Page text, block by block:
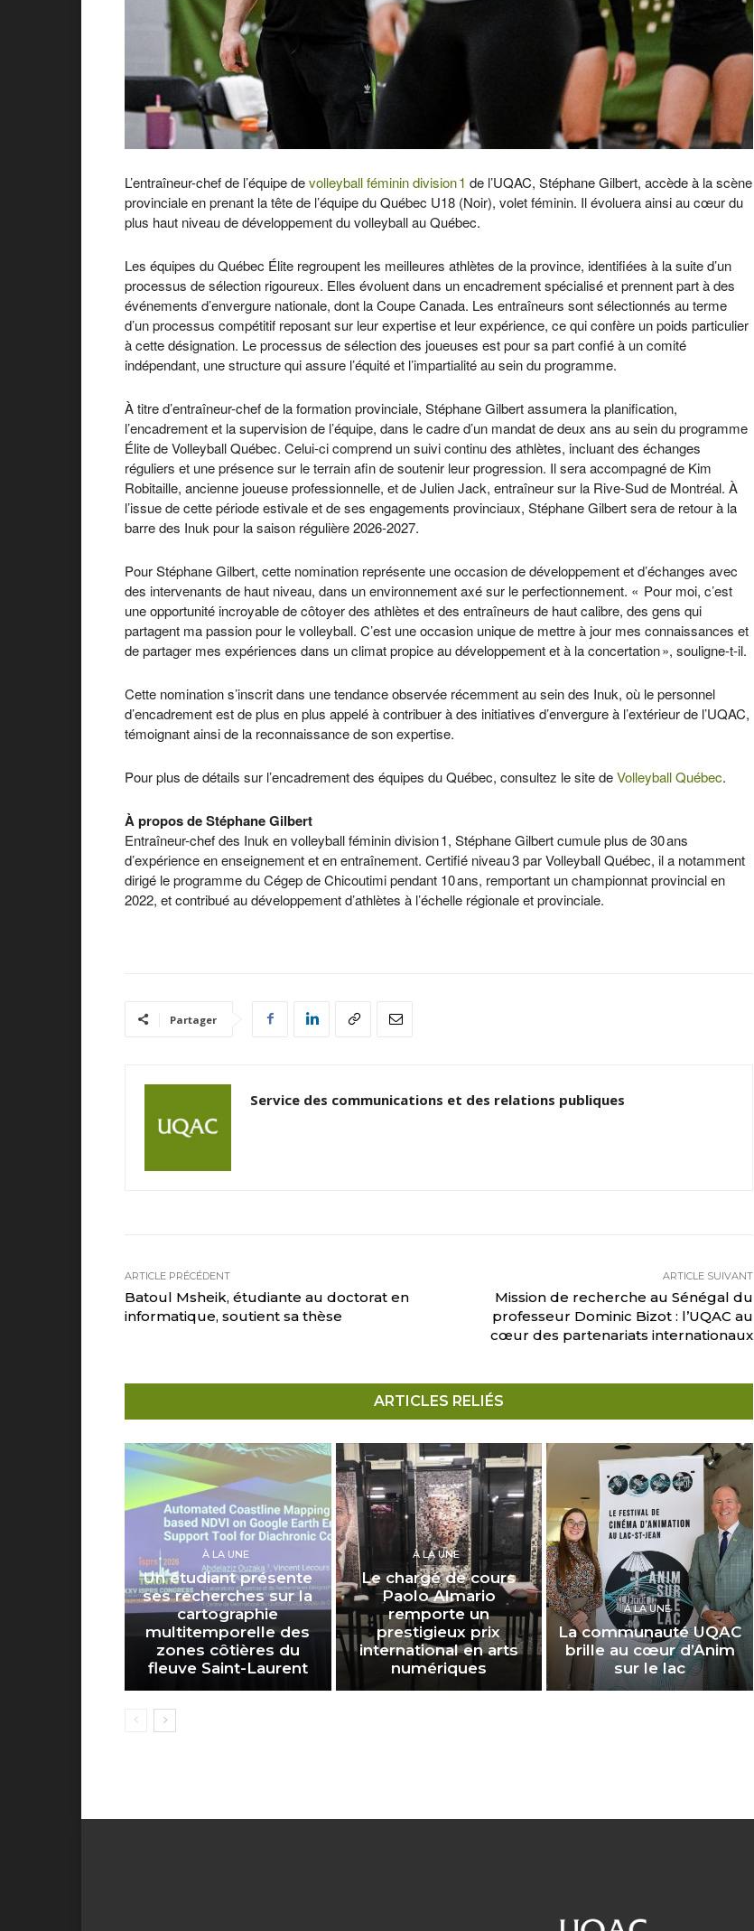
L’entraîneur-chef de l’équipe devolleyball féminin division 1 de l’UQAC, Stéphane Gilbert, accède à la scène
provinciale en prenant la tête de l’équipe du Québec U18 (Noir), volet féminin. Il évoluera ainsi au cœur du
plus haut niveau de développement du volleyball au Québec.
Les équipes du Québec Élite regroupent les meilleures athlètes de la province, identifiées à la suite d’un
processus de sélection rigoureux. Elles évoluent dans un encadrement spécialisé et prennent part à des
événements d’envergure nationale, dont la Coupe Canada. Les entraîneurs sont sélectionnés au terme
d’un processus compétitif reposant sur leur expertise et leur expérience, ce qui confère un poids particulier
à cette désignation. Le processus de sélection des joueuses est pour sa part confié à un comité
indépendant, une structure qui assure l’équité et l’impartialité au sein du programme.
À titre d’entraîneur-chef de la formation provinciale, Stéphane Gilbert assumera la planification,
l’encadrement et la supervision de l’équipe, dans le cadre d’un mandat de deux ans au sein du programme
Élite de Volleyball Québec. Celui-ci comprend un suivi continu des athlètes, incluant des échanges
réguliers et une présence sur le terrain afin de soutenir leur progression. Il sera accompagné de Kim
Robitaille, ancienne joueuse professionnelle, et de Julien Jack, entraîneur sur la Rive-Sud de Montréal. À
l’issue de cette période estivale et de ses engagements provinciaux, Stéphane Gilbert sera de retour à la
barre des Inuk pour la saison régulière 2026-2027.
Pour Stéphane Gilbert, cette nomination représente une occasion de développement et d’échanges avec
des intervenants de haut niveau, dans un environnement axé sur le perfectionnement. « Pour moi, c’est
une opportunité incroyable de côtoyer des athlètes et des entraîneurs de haut calibre, des gens qui
partagent ma passion pour le volleyball. C’est une occasion unique de mettre à jour mes connaissances et
de partager mes expériences dans un climat propice au développement et à la concertation », souligne-t-il.
Cette nomination s’inscrit dans une tendance observée récemment au sein des Inuk, où le personnel
d’encadrement est de plus en plus appelé à contribuer à des initiatives d’envergure à l’extérieur de l’UQAC,
témoignant ainsi de la reconnaissance de son expertise.
Pour plus de détails sur l’encadrement des équipes du Québec, consultez le site deVolleyball Québec.
À propos de Stéphane Gilbert
Entraîneur-chef des Inuk en volleyball féminin division 1, Stéphane Gilbert cumule plus de 30 ans
d’expérience en enseignement et en entraînement. Certifié niveau 3 par Volleyball Québec, il a notamment
dirigé le programme du Cégep de Chicoutimi pendant 10 ans, remportant un championnat provincial en
2022, et contribué au développement d’athlètes à l’échelle régionale et provinciale.
Partager
Service des communications et des relations publiques
ARTICLE PRÉCÉDENT
Batoul Msheik, étudiante au doctorat en
informatique, soutient sa thèse
ARTICLE SUIVANT
Mission de recherche au Sénégal du
professeur Dominic Bizot : l’UQAC au
cœur des partenariats internationaux
ARTICLES RELIÉS
À LA UNE
Un étudiant présente
ses recherches sur la
cartographie
multitemporelle des
zones côtières du
fleuve Saint-Laurent
À LA UNE
Le chargé de cours
Paolo Almario
remporte un
prestigieux prix
international en arts
numériques
À LA UNE
La communauté UQAC
brille au cœur d’Anim
sur le lac